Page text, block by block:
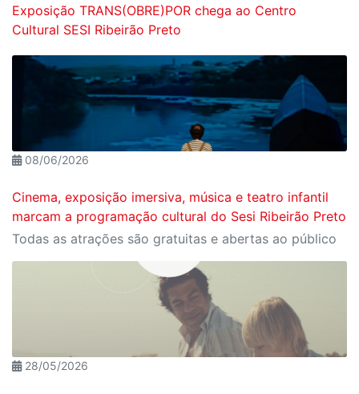
Exposição TRANS(OBRE)POR chega ao Centro
Cultural SESI Ribeirão Preto
08/06/2026
Cinema, exposição imersiva, música e teatro infantil
marcam a programação cultural do Sesi Ribeirão Preto
Todas as atrações são gratuitas e abertas ao público
28/05/2026